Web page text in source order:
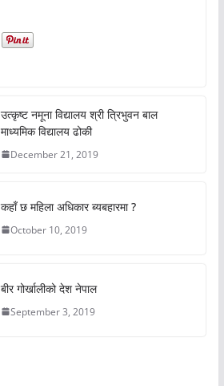
उत्कृष्ट नमूना विद्यालय श्री त्रिभुवन बाल
माध्यमिक विद्यालय ढोकी
December 21, 2019
कहाँ छ महिला अधिकार ब्यबहारमा ?
October 10, 2019
बीर गोर्खालीको देश नेपाल
September 3, 2019